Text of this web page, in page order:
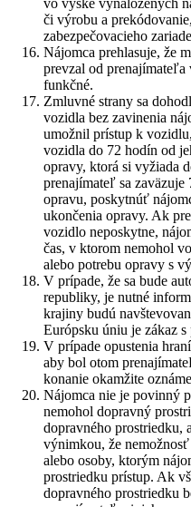
vo výške vynaložených
či výrobu a
zabezpečovacieho
Nájomca prehlasuje, že
prevzal od prenajímateľa
funkčné.
Zmluvné strany sa
vozidla bez zavinenia
umožnil prístup k
vozidla do 72 hodín od
opravy, ktorá si vyžiada
prenajímateľ sa
opravu, poskytnúť
ukončenia opravy. Ak
vozidlo neposkytne,
čas, v ktorom nemohol
alebo potrebu opravy s
V prípade, že sa bude
republiky, je nutné
krajiny budú
Európsku úniu je zákaz
V prípade opustenia
aby bol otom
konanie okamžite
Nájomca nie je povinný
nemohol dopravný
dopravného prostriedku,
výnimkou, že
alebo osoby, ktorým
prostriedku prístup. Ak
dopravného prostriedku